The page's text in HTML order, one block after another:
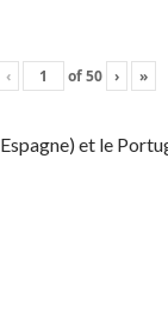
‹ of50 › »
et le